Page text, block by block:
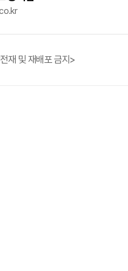
재 및 재배포 금지>